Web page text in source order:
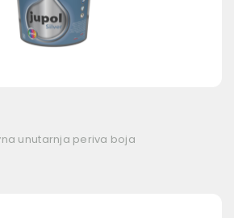
unutarnja periva boja